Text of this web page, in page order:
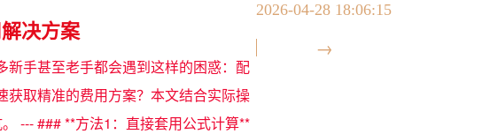
决方案
2026-04-28 18:06:15
手甚至老手都会遇到这样的困惑：配
取精准的费用方案？本文结合实际操
--- ### **方法1：直接套用公式计算**